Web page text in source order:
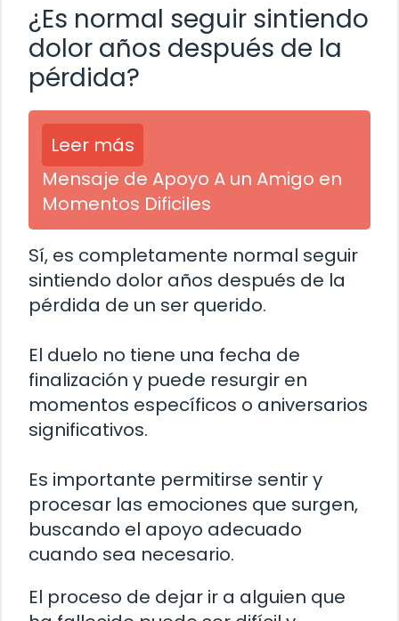
¿Es normal seguir sintiendo
dolor años después de la
pérdida?
Leer más
Mensaje de Apoyo A un Amigo en
Momentos Dificiles
Sí, es completamente normal seguir
sintiendo dolor años después de la
pérdida de un ser querido.
El duelo no tiene una fecha de
finalización y puede resurgir en
momentos específicos o aniversarios
significativos.
Es importante permitirse sentir y
procesar las emociones que surgen,
buscando el apoyo adecuado
cuando sea necesario.
El proceso de dejar ir a alguien que